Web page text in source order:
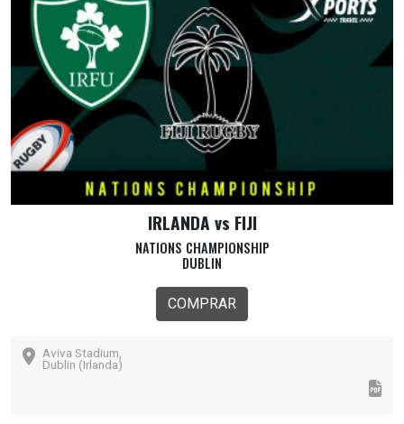
IRLANDA vs FIJI
NATIONS CHAMPIONSHIP
DUBLIN
COMPRAR
Aviva Stadium,
Dublin (Irlanda)